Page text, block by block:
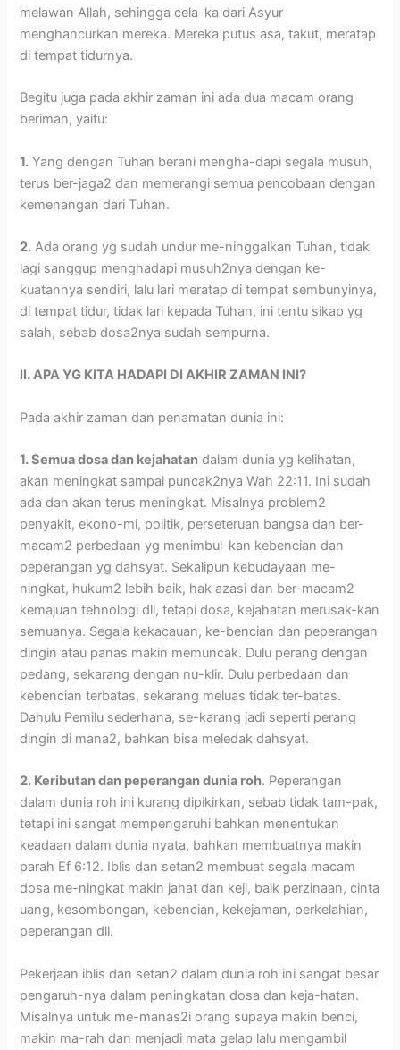
melawan Allah, sehingga cela-ka dari Asyur
menghancurkan mereka. Mereka putus asa, takut, meratap
di tempat tidurnya.
Begitu juga pada akhir zaman ini ada dua macam orang
beriman, yaitu:
1. Yang dengan Tuhan berani mengha-dapi segala musuh,
terus ber-jaga2 dan memerangi semua pencobaan dengan
kemenangan dari Tuhan.
2. Ada orang yg sudah undur me-ninggalkan Tuhan, tidak
lagi sanggup menghadapi musuh2nya dengan ke-
kuatannya sendiri, lalu lari meratap di tempat sembunyinya,
di tempat tidur, tidak lari kepada Tuhan, ini tentu sikap yg
salah, sebab dosa2nya sudah sempurna.
II. APA YG KITA HADAPI DI AKHIR ZAMAN INI?
Pada akhir zaman dan penamatan dunia ini:
1. Semua dosa dan kejahatan dalam dunia yg kelihatan,
akan meningkat sampai puncak2nya Wah 22:11. Ini sudah
ada dan akan terus meningkat. Misalnya problem2
penyakit, ekono-mi, politik, perseteruan bangsa dan ber-
macam2 perbedaan yg menimbul-kan kebencian dan
peperangan yg dahsyat. Sekalipun kebudayaan me-
ningkat, hukum2 lebih baik, hak azasi dan ber-macam2
kemajuan tehnologi dll, tetapi dosa, kejahatan merusak-kan
semuanya. Segala kekacauan, ke-bencian dan peperangan
dingin atau panas makin memuncak. Dulu perang dengan
pedang, sekarang dengan nu-klir. Dulu perbedaan dan
kebencian terbatas, sekarang meluas tidak ter-batas.
Dahulu Pemilu sederhana, se-karang jadi seperti perang
dingin di mana2, bahkan bisa meledak dahsyat.
2. Keributan dan peperangan dunia roh. Peperangan
dalam dunia roh ini kurang dipikirkan, sebab tidak tam-pak,
tetapi ini sangat mempengaruhi bahkan menentukan
keadaan dalam dunia nyata, bahkan membuatnya makin
parah Ef 6:12. Iblis dan setan2 membuat segala macam
dosa me-ningkat makin jahat dan keji, baik perzinaan, cinta
uang, kesombongan, kebencian, kekejaman, perkelahian,
peperangan dll.
Pekerjaan iblis dan setan2 dalam dunia roh ini sangat besar
pengaruh-nya dalam peningkatan dosa dan keja-hatan.
Misalnya untuk me-manas2i orang supaya makin benci,
makin ma-rah dan menjadi mata gelap lalu mengambil